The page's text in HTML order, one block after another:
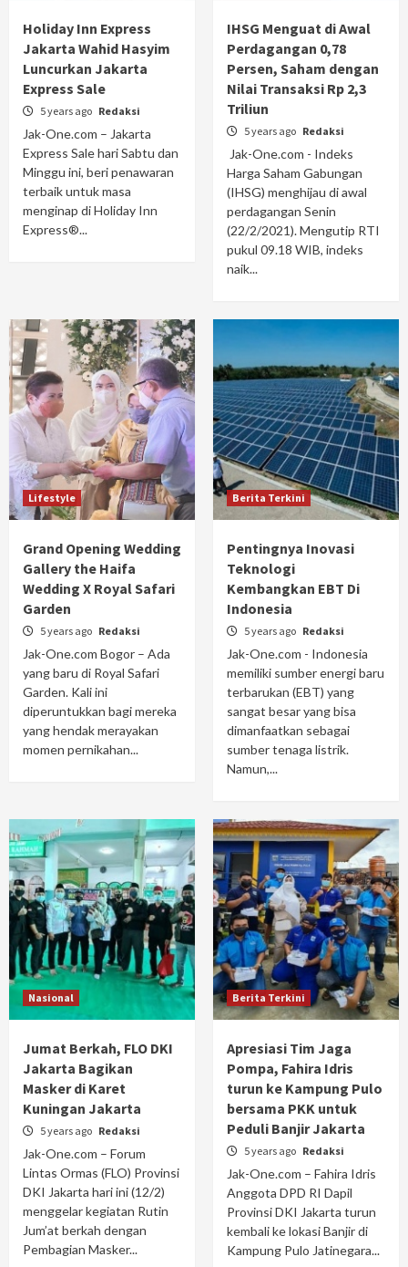
Holiday Inn Express
Jakarta Wahid Hasyim
Luncurkan Jakarta
Express Sale
5 years ago Redaksi
Jak-One.com – Jakarta
Express Sale hari Sabtu dan
Minggu ini, beri penawaran
terbaik untuk masa
menginap di Holiday Inn
Express®...
IHSG Menguat di Awal
Perdagangan 0,78
Persen, Saham dengan
Nilai Transaksi Rp 2,3
Triliun
5 years ago Redaksi
Jak-One.com - Indeks
Harga Saham Gabungan
(IHSG) menghijau di awal
perdagangan Senin
(22/2/2021). Mengutip RTI
pukul 09.18 WIB, indeks
naik...
Lifestyle
Grand Opening Wedding
Gallery the Haifa
Wedding X Royal Safari
Garden
5 years ago Redaksi
Jak-One.com Bogor – Ada
yang baru di Royal Safari
Garden. Kali ini
diperuntukkan bagi mereka
yang hendak merayakan
momen pernikahan...
Berita Terkini
Pentingnya Inovasi
Teknologi
Kembangkan EBT Di
Indonesia
5 years ago Redaksi
Jak-One.com - Indonesia
memiliki sumber energi baru
terbarukan (EBT) yang
sangat besar yang bisa
dimanfaatkan sebagai
sumber tenaga listrik.
Namun,...
Nasional
Jumat Berkah, FLO DKI
Jakarta Bagikan
Masker di Karet
Kuningan Jakarta
5 years ago Redaksi
Jak-One.com – Forum
Lintas Ormas (FLO) Provinsi
DKI Jakarta hari ini (12/2)
menggelar kegiatan Rutin
Jum’at berkah dengan
Pembagian Masker...
Berita Terkini
Apresiasi Tim Jaga
Pompa, Fahira Idris
turun ke Kampung Pulo
bersama PKK untuk
Peduli Banjir Jakarta
5 years ago Redaksi
Jak-One.com – Fahira Idris
Anggota DPD RI Dapil
Provinsi DKI Jakarta turun
kembali ke lokasi Banjir di
Kampung Pulo Jatinegara...